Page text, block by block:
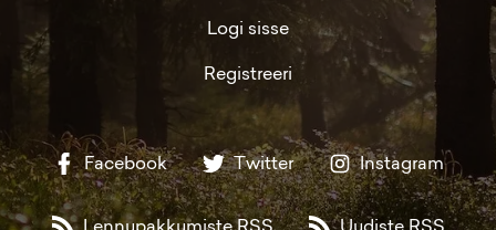
Logi sisse
Registreeri
Facebook Twitter Instagram